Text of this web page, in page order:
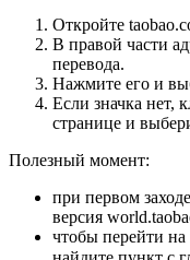
Откройте
В правой части
перевода.
Нажмите его и
Если значка нет,
странице и
Полезный момент:
при первом
версия
чтобы перейти